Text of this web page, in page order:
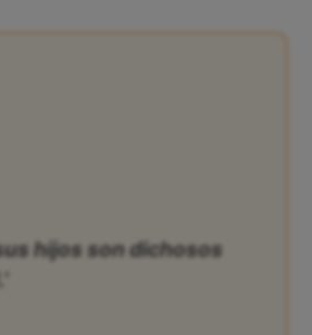
hijos son dichosos